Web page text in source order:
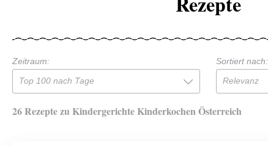
Zeitraum:
Top 100 nach Tage
Sortiert nach:
Relevanz
26 Rezepte zu Kindergerichte Kinderkochen Österreich